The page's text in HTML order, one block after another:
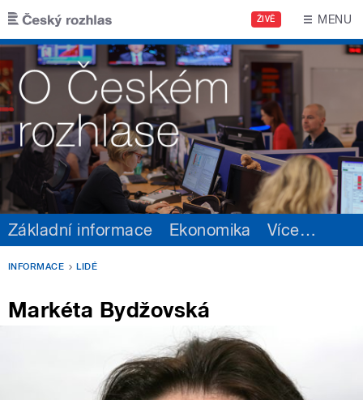
Přejít k hlavnímu obsahu
ŽIVĚ MENU
Základní informace Ekonomika Více…
INFORMACE LIDÉ
Markéta Bydžovská